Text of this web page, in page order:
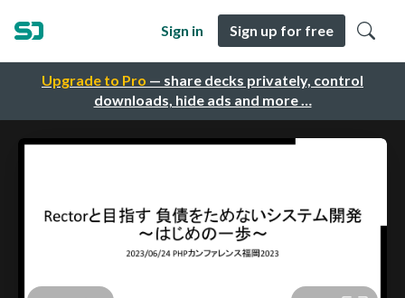
Upgrade to Pro — share decks privately, control
downloads, hide ads and more …
Sign in Sign up for free